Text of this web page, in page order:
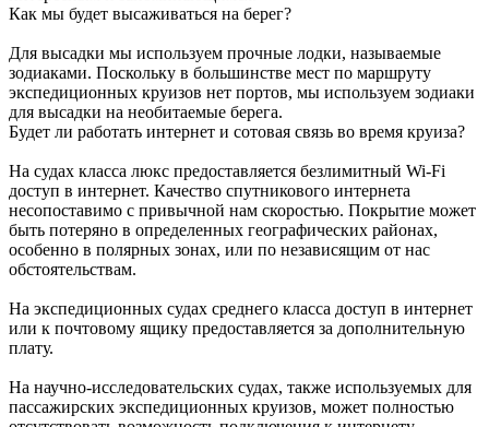
Как мы будет высаживаться на берег?
Для высадки мы используем прочные лодки, называемые
зодиаками. Поскольку в большинстве мест по маршруту
экспедиционных круизов нет портов, мы используем зодиаки
для высадки на необитаемые берега.
Будет ли работать интернет и сотовая связь во время круиза?
На судах класса люкс предоставляется безлимитный Wi-Fi
доступ в интернет. Качество спутникового интернета
несопоставимо с привычной нам скоростью. Покрытие может
быть потеряно в определенных географических районах,
особенно в полярных зонах, или по независящим от нас
обстоятельствам.
На экспедиционных судах среднего класса доступ в интернет
или к почтовому ящику предоставляется за дополнительную
плату.
На научно-исследовательских судах, также используемых для
пассажирских экспедиционных круизов, может полностью